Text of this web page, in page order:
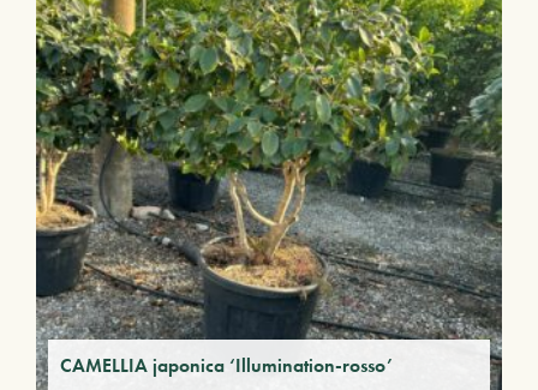
CAMELLIA japonica ‘Illumination-rosso’